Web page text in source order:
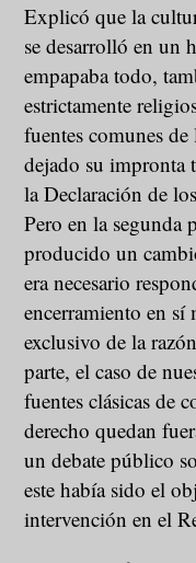
Explicó que la
se desarrolló en un
empapaba todo,
estrictamente
fuentes comunes
dejado su impronta
la Declaración de
Pero en la segunda
producido un
era necesario
encerramiento en
exclusivo de la
parte, el caso de
fuentes clásicas de
derecho quedan
un debate público
este había sido el
intervención en el